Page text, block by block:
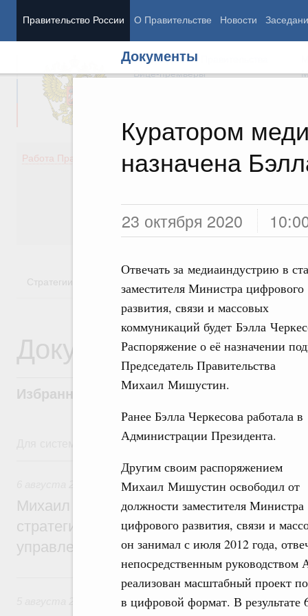
Правительство России О Правительстве Новости
Документы
Куратором
назначена
23 октября 2020
Отвечать за медиаиндустрию в
заместителя Министра цифрового
развития, связи и массовых
коммуникаций будет Бэлла
Распоряжение о её назначении
Председатель Правительства
Михаил Мишустин.
Ранее Бэлла Черкесова работала в
Администрации Президента.
Другим своим распоряжением
Михаил Мишустин освободил от
должности заместителя Министра
цифрового развития, связи и
он занимал с июля 2012 года,
непосредственным
реализован масштабный проект
в цифровой формат. В
Председатель Правительства
Вице-премьеры
Работа Правительства
Демография
Здоровье
Общество
Государство
Стратегии Государственные программы
Документы
Избранные документы со справками к
Для системного поиска перейдите в раздел "Поиск по
Технологическое развитие. Инновации
Михаил Мишустин дал поручения по
стратегической сессии о
управления научно-технологическим
5 августа, среда
Вопросы производительности труда и